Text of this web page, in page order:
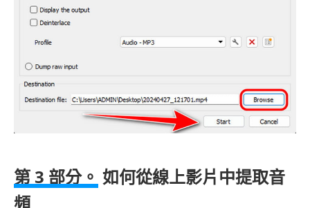
第 3 部分。 如何從線上影片中提取音
頻